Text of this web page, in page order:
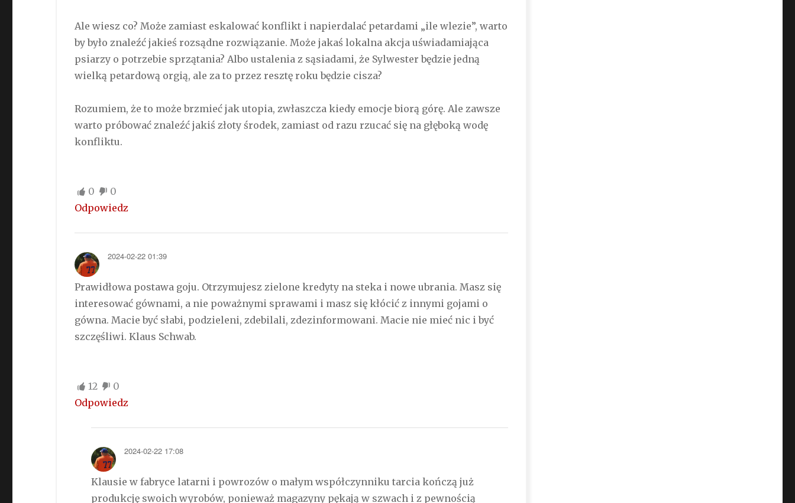
Ale wiesz co? Może zamiast eskalować konflikt i napierdalać petardami „ile wlezie”, warto
by było znaleźć jakieś rozsądne rozwiązanie. Może jakaś lokalna akcja uświadamiająca
psiarzy o potrzebie sprzątania? Albo ustalenia z sąsiadami, że Sylwester będzie jedną
wielką petardową orgią, ale za to przez resztę roku będzie cisza?
Rozumiem, że to może brzmieć jak utopia, zwłaszcza kiedy emocje biorą górę. Ale zawsze
warto próbować znaleźć jakiś złoty środek, zamiast od razu rzucać się na głęboką wodę
konfliktu.
0
0
Odpowiedz
2024-02-22 01:39
Prawidłowa postawa goju. Otrzymujesz zielone kredyty na steka i nowe ubrania. Masz się
interesować gównami, a nie poważnymi sprawami i masz się kłócić z innymi gojami o
gówna. Macie być słabi, podzieleni, zdebilali, zdezinformowani. Macie nie mieć nic i być
szczęśliwi. Klaus Schwab.
12
0
Odpowiedz
2024-02-22 17:08
Klausie w fabryce latarni i powrozów o małym współczynniku tarcia kończą już
produkcję swoich wyrobów, ponieważ magazyny pękają w szwach i z pewnością